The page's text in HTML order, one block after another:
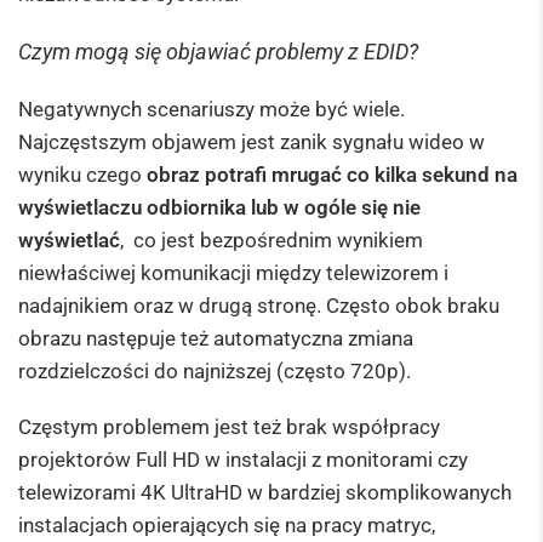
Czym mogą się objawiać problemy z EDID?
Negatywnych scenariuszy może być wiele.
Najczęstszym objawem jest zanik sygnału wideo w
wyniku czego obraz potrafi mrugać co kilka sekund na
wyświetlaczu odbiornika lub w ogóle się nie
wyświetlać, co jest bezpośrednim wynikiem
niewłaściwej komunikacji między telewizorem i
nadajnikiem oraz w drugą stronę. Często obok braku
obrazu następuje też automatyczna zmiana
rozdzielczości do najniższej (często 720p).
Częstym problemem jest też brak współpracy
projektorów Full HD w instalacji z monitorami czy
telewizorami 4K UltraHD w bardziej skomplikowanych
instalacjach opierających się na pracy matryc,